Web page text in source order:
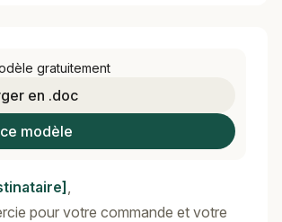
gratuitement
en .doc
modèle
,
pour votre commande et votre